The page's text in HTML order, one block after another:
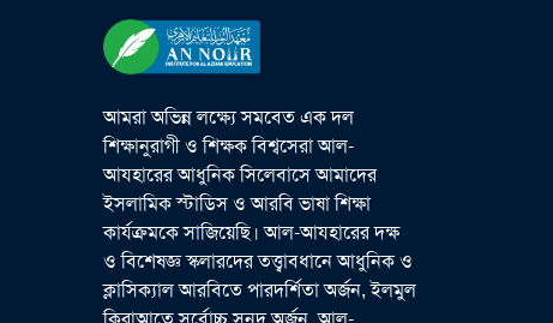
আমরা অভিন্ন লক্ষ্যে সমবেত এক দল
শিক্ষানুরাগী ও শিক্ষক বিশ্বসেরা আল-
আযহারের আধুনিক সিলেবাসে আমাদের
ইসলামিক স্টাডিস ও আরবি ভাষা শিক্ষা
কার্যক্রমকে সাজিয়েছি। আল-আযহারের দক্ষ
ও বিশেষজ্ঞ স্কলারদের তত্ত্বাবধানে আধুনিক ও
ক্লাসিক্যাল আরবিতে পারদর্শিতা অর্জন, ইলমুল